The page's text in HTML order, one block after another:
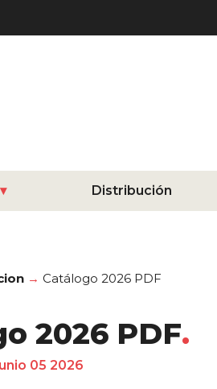
Distribución
Catálogo 2026 PDF
2026 PDF
05 2026